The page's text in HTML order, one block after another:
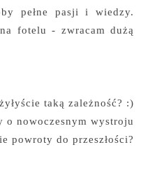
pełne pasji i wiedzy.
fotelu - zwracam dużą
taką zależność? :)
o nowoczesnym wystroju
powroty do przeszłości?